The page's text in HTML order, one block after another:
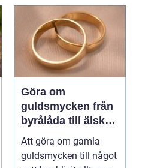
Göra om
guldsmycken från
byrålåda till älskad
favorit
Att göra om gamla
guldsmycken till något